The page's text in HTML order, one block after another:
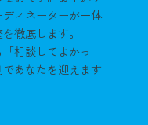
ィネーターが一体
徹底します。
相談してよかっ
あなたを迎えます